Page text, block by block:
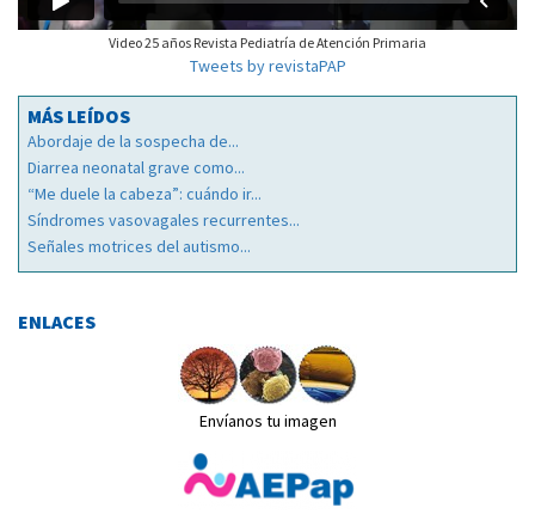
Video 25 años Revista Pediatría de Atención Primaria
Tweets by revistaPAP
MÁS LEÍDOS
Abordaje de la sospecha de...
Diarrea neonatal grave como...
“Me duele la cabeza”: cuándo ir...
Síndromes vasovagales recurrentes...
Señales motrices del autismo...
ENLACES
Envíanos tu imagen